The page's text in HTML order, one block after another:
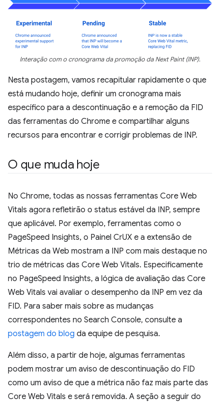
Interação com o cronograma da promoção da Next Paint (INP).
Nesta postagem, vamos recapitular rapidamente o que
está mudando hoje, definir um cronograma mais
específico para a descontinuação e a remoção da FID
das ferramentas do Chrome e compartilhar alguns
recursos para encontrar e corrigir problemas de INP.
O que muda hoje
No Chrome, todas as nossas ferramentas Core Web
Vitals agora refletirão o status estável da INP, sempre
que aplicável. Por exemplo, ferramentas como o
PageSpeed Insights, o Painel CrUX e a extensão de
Métricas da Web mostram a INP com mais destaque no
trio de métricas das Core Web Vitals. Especificamente
no PageSpeed Insights, a lógica de avaliação das Core
Web Vitals vai avaliar o desempenho da INP em vez da
FID. Para saber mais sobre as mudanças
correspondentes no Search Console, consulte a
postagem do blog da equipe de pesquisa.
Além disso, a partir de hoje, algumas ferramentas
podem mostrar um aviso de descontinuação do FID
como um aviso de que a métrica não faz mais parte das
Core Web Vitals e será removida. A seção a seguir do